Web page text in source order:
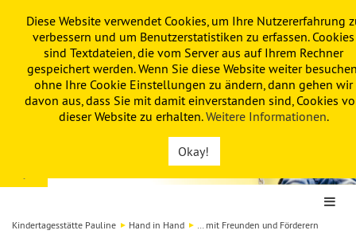
PAULINE KITA FÖRDERVEREIN
Kindertagesstätte Pauline Hand in Hand … mit Freunden und Förderern
Diese Website verwendet Cookies, um Ihre Nutzererfahrung
verbessern und um Benutzerstatistiken zu erfassen. Cookies
sind Textdateien, die vom Server aus auf Ihrem Rechner
gespeichert werden. Wenn Sie diese Website weiter
ohne Ihre Cookie Einstellungen zu ändern, dann gehen wir
davon aus, dass Sie mit damit einverstanden sind, Cookies
dieser Website zu erhalten.Weitere Informationen.
Okay!